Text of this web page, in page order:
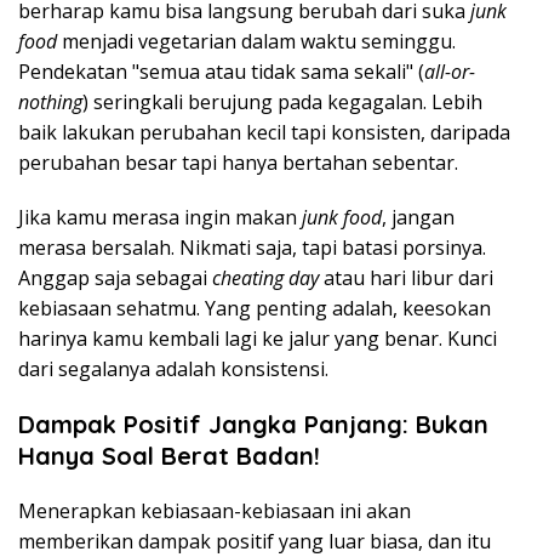
berharap kamu bisa langsung berubah dari suka junk
foodmenjadi vegetarian dalam waktu seminggu.
Pendekatan "semua atau tidak sama sekali" (all-or-
nothing) seringkali berujung pada kegagalan. Lebih
baik lakukan perubahan kecil tapi konsisten, daripada
perubahan besar tapi hanya bertahan sebentar.
Jika kamu merasa ingin makan junk food, jangan
merasa bersalah. Nikmati saja, tapi batasi porsinya.
Anggap saja sebagai cheating dayatau hari libur dari
kebiasaan sehatmu. Yang penting adalah, keesokan
harinya kamu kembali lagi ke jalur yang benar. Kunci
dari segalanya adalah konsistensi.
Dampak Positif Jangka Panjang: Bukan
Hanya Soal Berat Badan!
Menerapkan kebiasaan-kebiasaan ini akan
memberikan dampak positif yang luar biasa, dan itu